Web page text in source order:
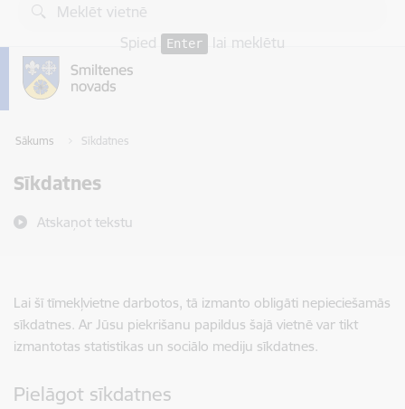
Pāriet uz lapas saturu
Spied
Enter lai meklētu
Sākums Sīkdatnes
Sīkdatnes
Atskaņot tekstu
Lai šī tīmekļvietne darbotos, tā izmanto obligāti nepieciešamās
sīkdatnes. Ar Jūsu piekrišanu papildus šajā vietnē var tikt
izmantotas statistikas un sociālo mediju sīkdatnes.
Pielāgot sīkdatnes